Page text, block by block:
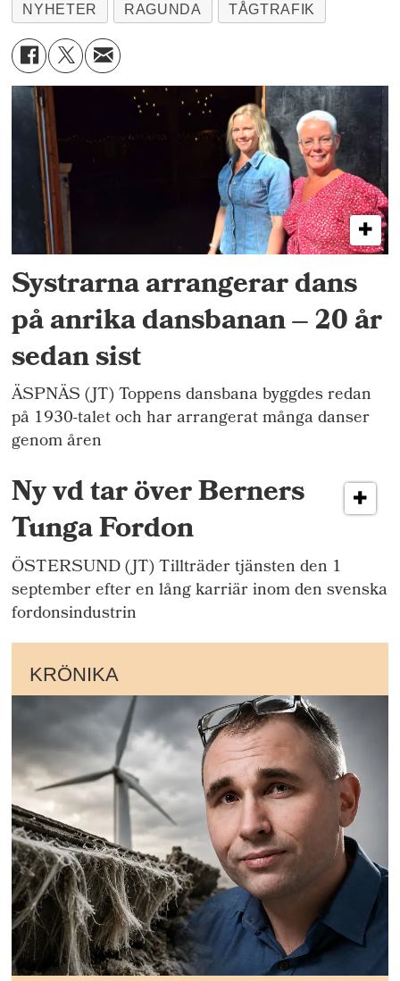
NYHETER RAGUNDA TÅGTRAFIK
Systrarna arrangerar dans
på anrika dansbanan – 20 år
sedan sist
ÄSPNÄS (JT) Toppens dansbana byggdes redan
på 1930-talet och har arrangerat många danser
genom åren
Ny vd tar över Berners
Tunga Fordon
ÖSTERSUND (JT) Tillträder tjänsten den 1
september efter en lång karriär inom den svenska
fordonsindustrin
KRÖNIKA